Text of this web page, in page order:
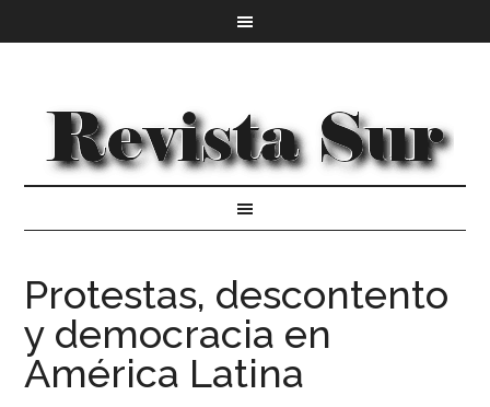
Protestas, descontento
y democracia en
América Latina